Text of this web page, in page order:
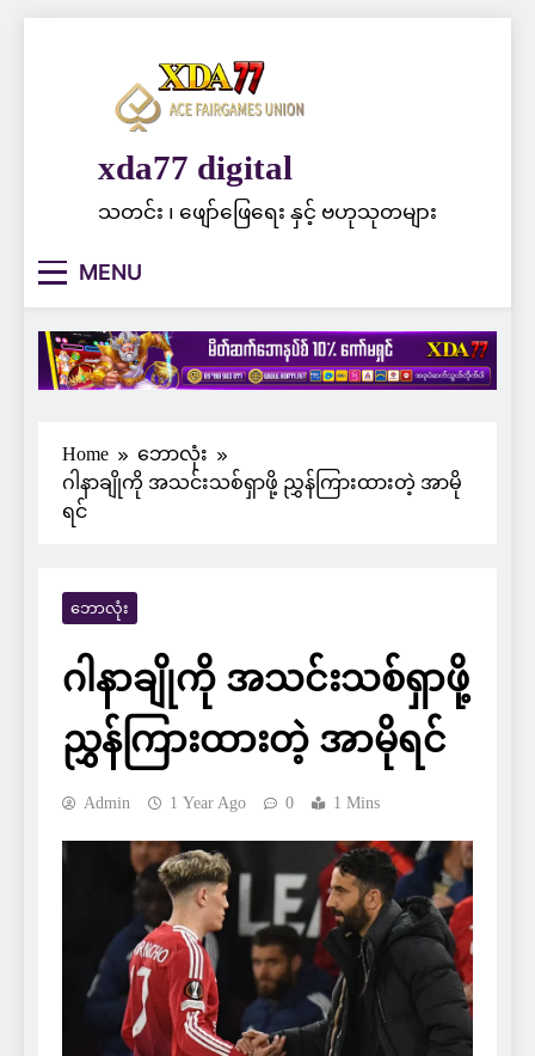
xda77 digital
သတင်း ၊ ဖျော်ဖြေရေး နှင့် ဗဟုသုတများ
MENU
Home
ဘောလုံး
ဂါနာချိုကို အသင်းသစ်ရှာဖို့ ညွှန်ကြားထားတဲ့ အာမို
ရင်
ဘောလုံး
ဂါနာချိုကို အသင်းသစ်ရှာဖို့
ညွှန်ကြားထားတဲ့ အာမိုရင်
Admin 1 Year Ago 0 1 Mins